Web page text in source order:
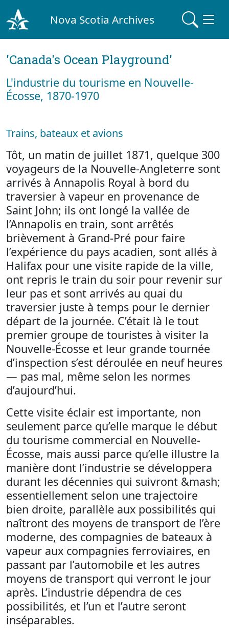
Nova Scotia Archives
'Canada's Ocean Playground'
L'industrie du tourisme en Nouvelle-
Écosse, 1870-1970
Trains, bateaux et avions
Tôt, un matin de juillet 1871, quelque 300
voyageurs de la Nouvelle-Angleterre sont
arrivés à Annapolis Royal à bord du
traversier à vapeur en provenance de
Saint John; ils ont longé la vallée de
l’Annapolis en train, sont arrêtés
brièvement à Grand-Pré pour faire
l’expérience du pays acadien, sont allés à
Halifax pour une visite rapide de la ville,
ont repris le train du soir pour revenir sur
leur pas et sont arrivés au quai du
traversier juste à temps pour le dernier
départ de la journée. C’était là le tout
premier groupe de touristes à visiter la
Nouvelle-Écosse et leur grande tournée
d’inspection s’est déroulée en neuf heures
— pas mal, même selon les normes
d’aujourd’hui.
Cette visite éclair est importante, non
seulement parce qu’elle marque le début
du tourisme commercial en Nouvelle-
Écosse, mais aussi parce qu’elle illustre la
manière dont l’industrie se développera
durant les décennies qui suivront &mash;
essentiellement selon une trajectoire
bien droite, parallèle aux possibilités qui
naîtront des moyens de transport de l’ère
moderne, des compagnies de bateaux à
vapeur aux compagnies ferroviaires, en
passant par l’automobile et les autres
moyens de transport qui verront le jour
après. L’industrie dépendra de ces
possibilités, et l’un et l’autre seront
inséparables.